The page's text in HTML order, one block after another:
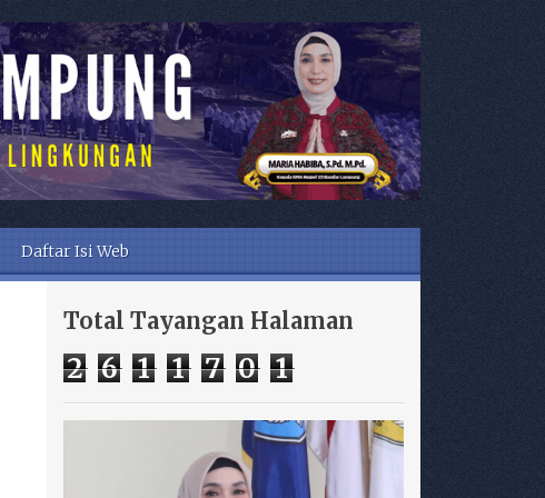
Daftar Isi Web
Total Tayangan Halaman
2 6 1 1 7 0 1